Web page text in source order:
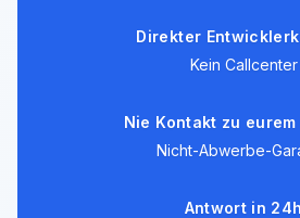
Direkter
Kein Callcenter
Nie Kontakt zu
Nicht-Abwerbe-
Antwort in 24h